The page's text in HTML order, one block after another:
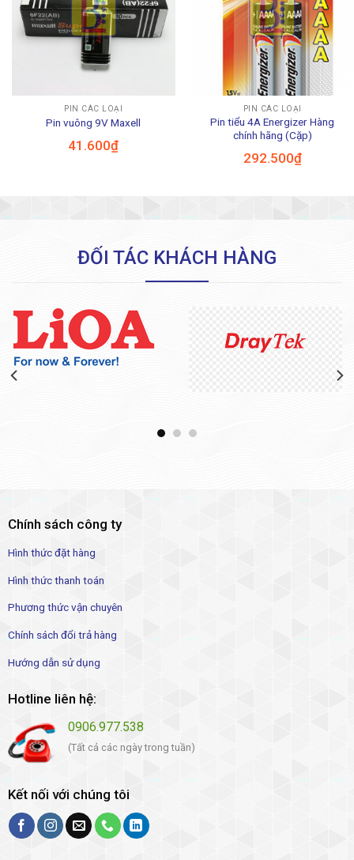
PIN CÁC LOẠI
Pin vuông 9V Maxell
41.600₫
PIN CÁC LOẠI
Pin tiểu 4A Energizer Hàng
chính hãng (Cặp)
292.500₫
ĐỐI TÁC KHÁCH HÀNG
Chính sách công ty
Hình thức đặt hàng
Hình thức thanh toán
Phương thức vận chuyên
Chính sách đổi trả hàng
Hướng dẫn sử dụng
Hotline liên hệ:
0906.977.538
(Tất cả các ngày trong tuần)
Kết nối với chúng tôi